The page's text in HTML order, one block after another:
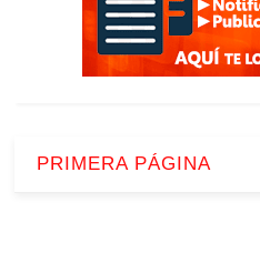
PRIMERA PÁGINA